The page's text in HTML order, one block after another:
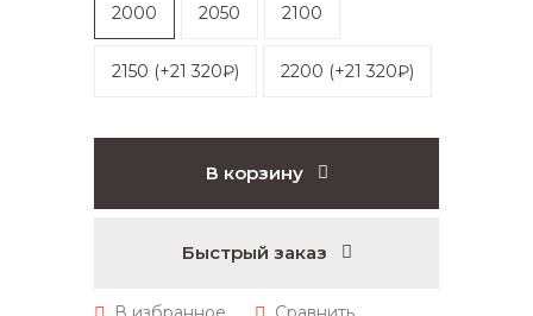
2000
2050 2100
2150 (+21 320₽) 2200 (+21 320₽)
В корзину
Быстрый заказ